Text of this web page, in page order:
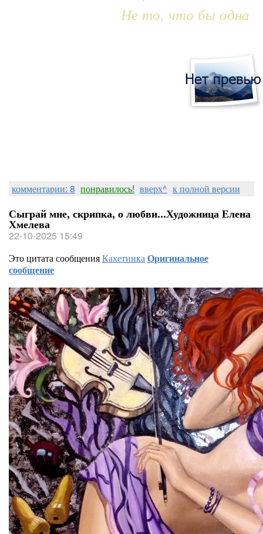
Не то, что бы одна
комментарии: 8 понравилось! вверх^ к полной версии
Сыграй мне, скрипка, о любви...Художница Елена
Хмелева
22-10-2025 15:49
Это цитата сообщенияКахетинкаОригинальное
сообщение